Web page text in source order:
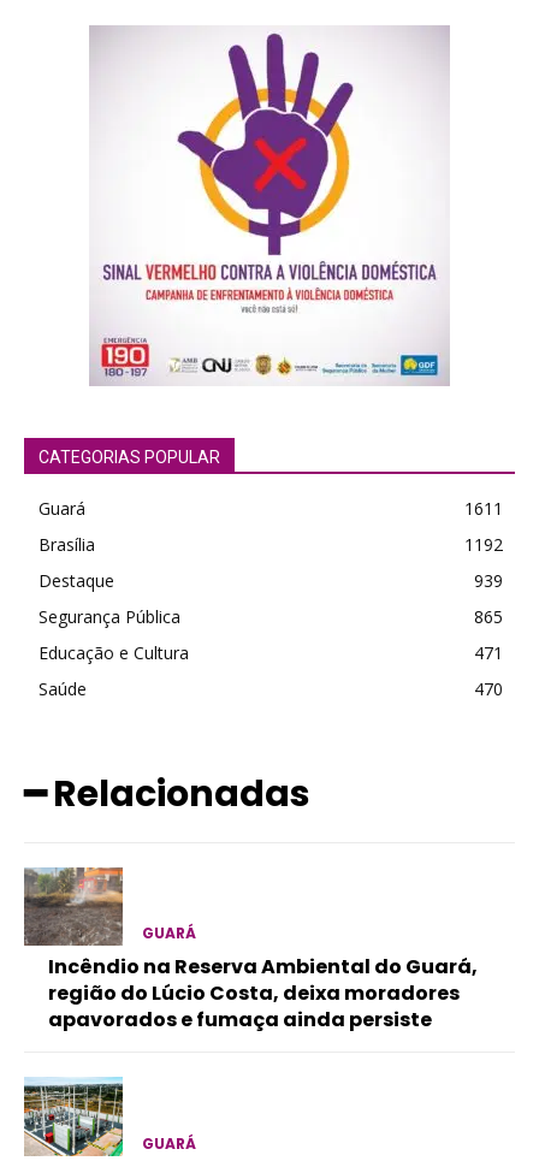
CATEGORIAS POPULAR
Guará
1611
Brasília
1192
Destaque
939
Segurança Pública
865
Educação e Cultura
471
Saúde
470
━ Relacionadas
GUARÁ
Incêndio na Reserva Ambiental do Guará,
região do Lúcio Costa, deixa moradores
apavorados e fumaça ainda persiste
GUARÁ